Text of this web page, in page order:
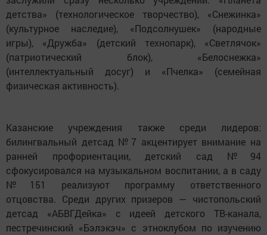
детства» (технологическое творчество), «Снежинка»
(культурное наследие), «Подсолнушек» (народные
игры), «Дружба» (детский технопарк), «Светлячок»
(патриотический блок), «Белоснежка»
(интеллектуальный досуг) и «Пчелка» (семейная
физическая активность).
Казанские учреждения также среди лидеров:
билингвальный детсад №7 акцентирует внимание на
ранней профориентации, детский сад №94
сфокусировался на музыкальном воспитании, а в саду
№151 реализуют программу ответственного
отцовства. Среди других призеров — чистопольский
детсад «АБВГДейка» с идеей детского ТВ-канала,
пестречинский «Бэлэкэч» с этноклубом по изучению